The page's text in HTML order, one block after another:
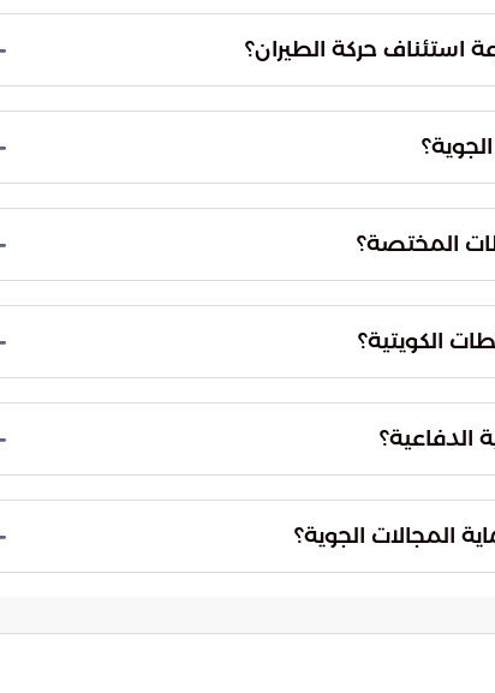
حتى يتم التأكد من سلامة المسارات الجوية
مكن الجهات الفنية من إعادة تقييم سلامة
الجوي التجاري ومنع تعرض الطائرات المدنية
إجراءات تنظيمية دقيقة تضمن استمرارية العمل
بين القطاعين المدني والعسكري لحماية
التي أدت في النهاية إلى اتخاذ قرار